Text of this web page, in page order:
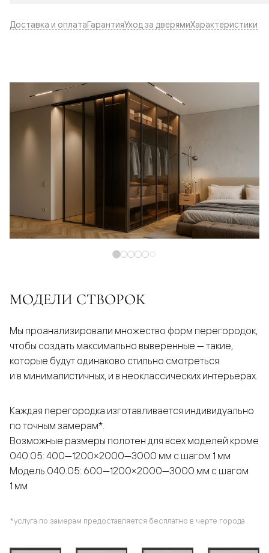
Доставка и оплатаГарантияУход за дверямиХарактеристики
МОДЕЛИ СТВОРОК
Мы проанализировали множество форм перегородок,
чтобы создать максимально выверенные — такие,
которые будут одинаково стильно смотреться
и в минималистичных, и в неоклассических интерьерах.
Каждая перегородка изготавливается индивидуально
по точным замерам*.
Возможные размеры полотен для всех моделей кроме
040.05: 400—1200×2000—3000 мм с шагом 1 мм
Модель 040.05: 600—1200×2000—3000 мм с шагом
1 мм
*услуга по замерам предоставляется бесплатно в черте города